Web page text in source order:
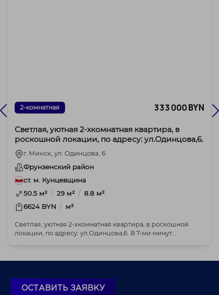
2-комнатная 333 000 BYN
Светлая, уютная 2-хкомнатная квартира, в
роскошной локации, по адресу: ул.Одинцова,6.
г. Минск, ул. Одинцова, 6
Фрунзенский район
ст. м. Кунцевщина
50.5 м² / 29 м² / 8.8 м²
6624 BYN / м²
Светлая, уютная 2-хкомнатная квартира, в роскошной
локации, по адресу: ул.Одинцова,6. В 7-ми минут...
ОСТАВИТЬ ЗАЯВКУ